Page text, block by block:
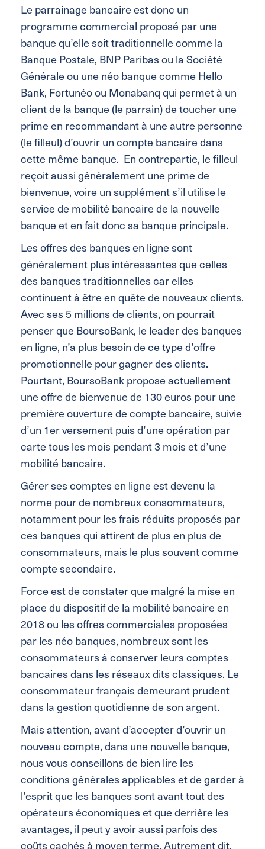
Le parrainage bancaire est donc un
programme commercial proposé par une
banque qu’elle soit traditionnelle comme la
Banque Postale, BNP Paribas ou la Société
Générale ou une néo banque comme Hello
Bank, Fortunéo ou Monabanq qui permet à un
client de la banque (le parrain) de toucher une
prime en recommandant à une autre personne
(le filleul) d’ouvrir un compte bancaire dans
cette même banque. En contrepartie, le filleul
reçoit aussi généralement une prime de
bienvenue, voire un supplément s’il utilise le
service de mobilité bancaire de la nouvelle
banque et en fait donc sa banque principale.
Les offres des banques en ligne sont
généralement plus intéressantes que celles
des banques traditionnelles car elles
continuent à être en quête de nouveaux clients.
Avec ses 5 millions de clients, on pourrait
penser que BoursoBank, le leader des banques
en ligne, n’a plus besoin de ce type d’offre
promotionnelle pour gagner des clients.
Pourtant, BoursoBank propose actuellement
une offre de bienvenue de 130 euros pour une
première ouverture de compte bancaire, suivie
d’un 1er versement puis d’une opération par
carte tous les mois pendant 3 mois et d’une
mobilité bancaire.
Gérer ses comptes en ligne est devenu la
norme pour de nombreux consommateurs,
notamment pour les frais réduits proposés par
ces banques qui attirent de plus en plus de
consommateurs, mais le plus souvent comme
compte secondaire.
Force est de constater que malgré la mise en
place du dispositif de la mobilité bancaire en
2018 ou les offres commerciales proposées
par les néo banques, nombreux sont les
consommateurs à conserver leurs comptes
bancaires dans les réseaux dits classiques. Le
consommateur français demeurant prudent
dans la gestion quotidienne de son argent.
Mais attention, avant d’accepter d’ouvrir un
nouveau compte, dans une nouvelle banque,
nous vous conseillons de bien lire les
conditions générales applicables et de garder à
l’esprit que les banques sont avant tout des
opérateurs économiques et que derrière les
avantages, il peut y avoir aussi parfois des
coûts cachés à moyen terme. Autrement dit,